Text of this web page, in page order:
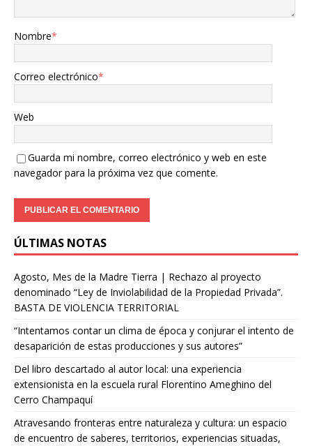
Nombre*
Correo electrónico*
Web
Guarda mi nombre, correo electrónico y web en este
navegador para la próxima vez que comente.
ÚLTIMAS NOTAS
Agosto, Mes de la Madre Tierra | Rechazo al proyecto
denominado “Ley de Inviolabilidad de la Propiedad Privada”.
BASTA DE VIOLENCIA TERRITORIAL
“Intentamos contar un clima de época y conjurar el intento de
desaparición de estas producciones y sus autores”
Del libro descartado al autor local: una experiencia
extensionista en la escuela rural Florentino Ameghino del
Cerro Champaquí
Atravesando fronteras entre naturaleza y cultura: un espacio
de encuentro de saberes, territorios, experiencias situadas,